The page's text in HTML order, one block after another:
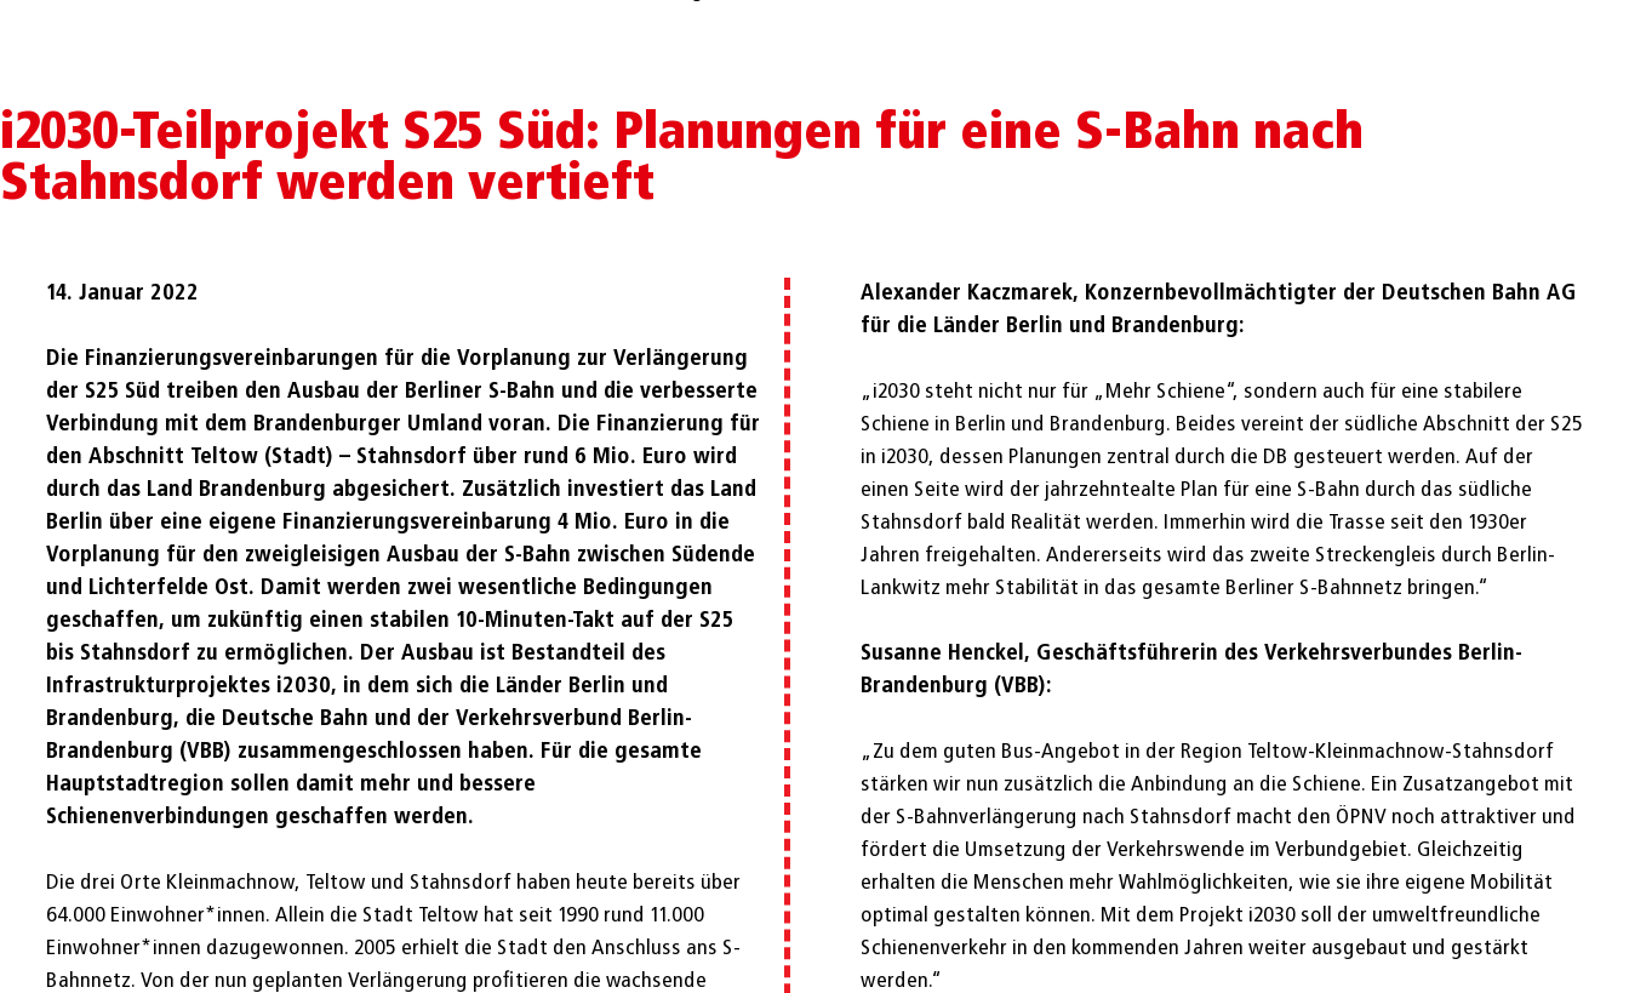
i2030-Teilprojekt S25 Süd: Planungen für eine S-Bahn nach
Stahnsdorf werden vertieft
14. Januar 2022
Die Finanzierungsvereinbarungen für die Vorplanung zur Verlängerung
der S25 Süd treiben den Ausbau der Berliner S-Bahn und die verbesserte
Verbindung mit dem Brandenburger Umland voran. Die Finanzierung für
den Abschnitt Teltow (Stadt) – Stahnsdorf über rund 6 Mio. Euro wird
durch das Land Brandenburg abgesichert. Zusätzlich investiert das Land
Berlin über eine eigene Finanzierungsvereinbarung 4 Mio. Euro in die
Vorplanung für den zweigleisigen Ausbau der S-Bahn zwischen Südende
und Lichterfelde Ost. Damit werden zwei wesentliche Bedingungen
geschaffen, um zukünftig einen stabilen 10-Minuten-Takt auf der S25
bis Stahnsdorf zu ermöglichen. Der Ausbau ist Bestandteil des
Infrastrukturprojektes i2030, in dem sich die Länder Berlin und
Brandenburg, die Deutsche Bahn und der Verkehrsverbund Berlin-
Brandenburg (VBB) zusammengeschlossen haben. Für die gesamte
Hauptstadtregion sollen damit mehr und bessere
Schienenverbindungen geschaffen werden.
Die drei Orte Kleinmachnow, Teltow und Stahnsdorf haben heute bereits über
64.000 Einwohner*innen. Allein die Stadt Teltow hat seit 1990 rund 11.000
Einwohner*innen dazugewonnen. 2005 erhielt die Stadt den Anschluss ans S-
Bahnnetz. Von der nun geplanten Verlängerung profitieren die wachsende
Alexander Kaczmarek, Konzernbevollmächtigter der Deutschen Bahn AG
für die Länder Berlin und Brandenburg:
„i2030 steht nicht nur für „Mehr Schiene“, sondern auch für eine stabilere
Schiene in Berlin und Brandenburg. Beides vereint der südliche Abschnitt der S25
in i2030, dessen Planungen zentral durch die DB gesteuert werden. Auf der
einen Seite wird der jahrzehntealte Plan für eine S-Bahn durch das südliche
Stahnsdorf bald Realität werden. Immerhin wird die Trasse seit den 1930er
Jahren freigehalten. Andererseits wird das zweite Streckengleis durch Berlin-
Lankwitz mehr Stabilität in das gesamte Berliner S-Bahnnetz bringen.“
Susanne Henckel, Geschäftsführerin des Verkehrsverbundes Berlin-
Brandenburg (VBB):
„Zu dem guten Bus-Angebot in der Region Teltow-Kleinmachnow-Stahnsdorf
stärken wir nun zusätzlich die Anbindung an die Schiene. Ein Zusatzangebot mit
der S-Bahnverlängerung nach Stahnsdorf macht den ÖPNV noch attraktiver und
fördert die Umsetzung der Verkehrswende im Verbundgebiet. Gleichzeitig
erhalten die Menschen mehr Wahlmöglichkeiten, wie sie ihre eigene Mobilität
optimal gestalten können. Mit dem Projekt i2030 soll der umweltfreundliche
Schienenverkehr in den kommenden Jahren weiter ausgebaut und gestärkt
werden.“